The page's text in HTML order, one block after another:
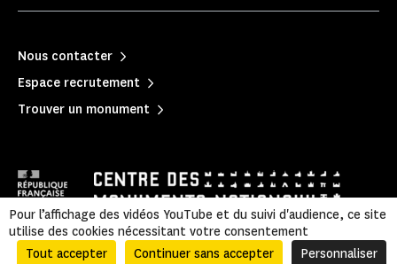
Nous contacter
Espace recrutement
Trouver un monument
Mentions légales Politique de confidentialité
|
Pour l’affichage des vidéos YouTube et du suivi d'audience, ce site
utilise des cookies nécessitant votre consentement
Tout accepter
Continuer sans accepter Personnaliser